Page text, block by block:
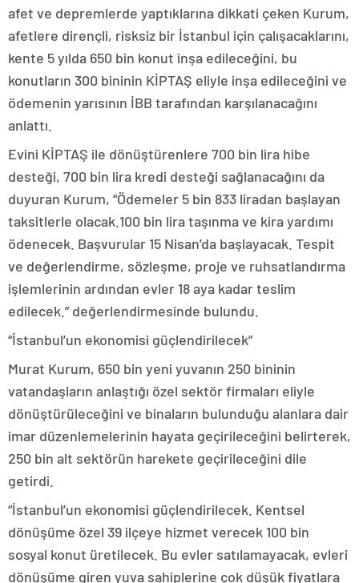
afet ve depremlerde yaptıklarına dikkati çeken Kurum,
afetlere dirençli, risksiz bir İstanbul için çalışacaklarını,
kente 5 yılda 650 bin konut inşa edileceğini, bu
konutların 300 bininin KİPTAŞ eliyle inşa edileceğini ve
ödemenin yarısının İBB tarafından karşılanacağını
anlattı.
Evini KİPTAŞ ile dönüştürenlere 700 bin lira hibe
desteği, 700 bin lira kredi desteği sağlanacağını da
duyuran Kurum, “Ödemeler 5 bin 833 liradan başlayan
taksitlerle olacak.100 bin lira taşınma ve kira yardımı
ödenecek. Başvurular 15 Nisan’da başlayacak. Tespit
ve değerlendirme, sözleşme, proje ve ruhsatlandırma
işlemlerinin ardından evler 18 aya kadar teslim
edilecek.” değerlendirmesinde bulundu.
“İstanbul’un ekonomisi güçlendirilecek”
Murat Kurum, 650 bin yeni yuvanın 250 bininin
vatandaşların anlaştığı özel sektör firmaları eliyle
dönüştürüleceğini ve binaların bulunduğu alanlara dair
imar düzenlemelerinin hayata geçirileceğini belirterek,
250 bin alt sektörün harekete geçirileceğini dile
getirdi.
“İstanbul’un ekonomisi güçlendirilecek. Kentsel
dönüşüme özel 39 ilçeye hizmet verecek 100 bin
sosyal konut üretilecek. Bu evler satılamayacak, evleri
dönüşüme giren yuva sahiplerine çok düşük fiyatlara